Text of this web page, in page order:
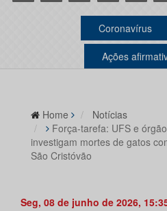
Coronavírus
Ações
Home
Notícias
Força-tarefa: UFS e
investigam mortes de gatos
São Cristóvão
Seg, 08 de junho de 2026,